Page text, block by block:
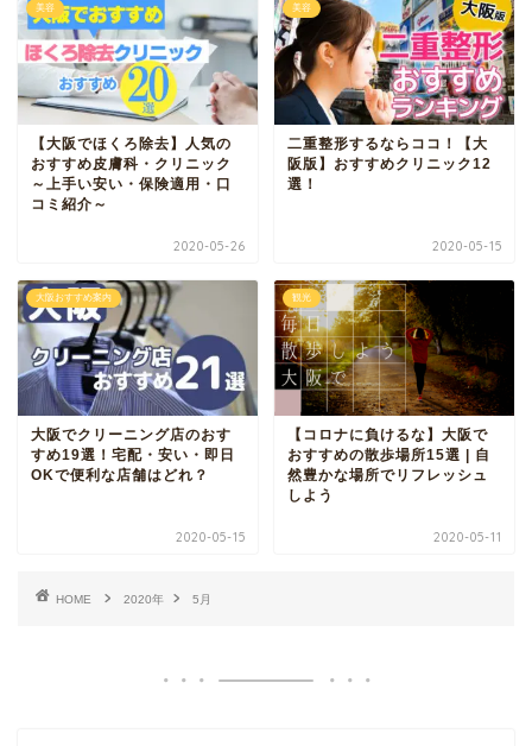
美容
【大阪でほくろ除去】人気の
おすすめ皮膚科・クリニック
～上手い安い・保険適用・口
コミ紹介～
2020-05-26
美容
二重整形するならココ！【大
阪版】おすすめクリニック12
選！
2020-05-15
大阪おすすめ案内
大阪でクリーニング店のおす
すめ19選！宅配・安い・即日
OKで便利な店舗はどれ？
2020-05-15
観光
【コロナに負けるな】大阪で
おすすめの散歩場所15選 | 自
然豊かな場所でリフレッシュ
しよう
2020-05-11
HOME 2020年 5月